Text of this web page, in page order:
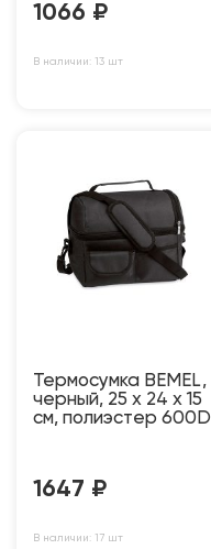
1066 ₽
В наличии: 13 шт
Термосумка BEMEL,
черный, 25 x 24 x 15
см, полиэстер 600D
1647 ₽
В наличии: 17 шт